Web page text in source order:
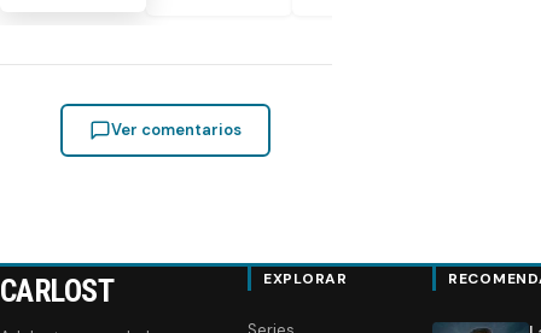
Ver comentarios
CARLOST EXPLORAR